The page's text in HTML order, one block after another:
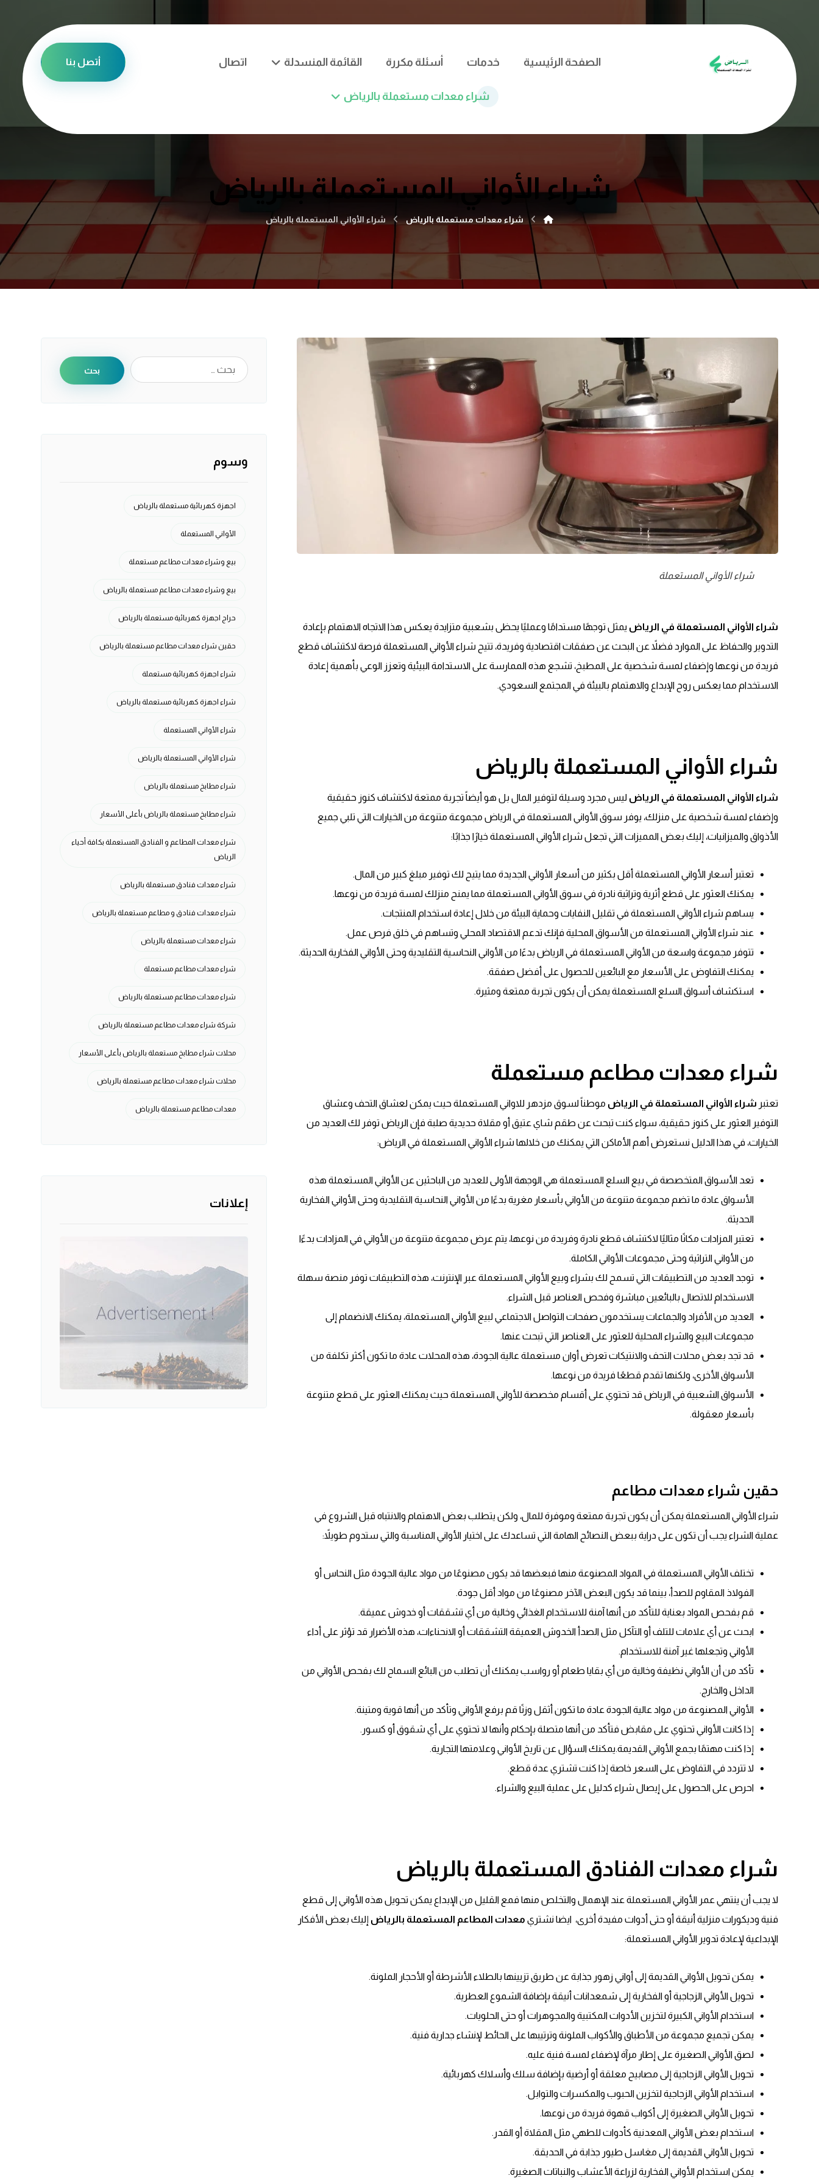
الصفحة الرئيسية خدمات أسئلة مكررة القائمة المنسدلة اتصال
شراء معدات مستعملة بالرياض
أتصل بنا
شراء الأواني المستعملة بالرياض
شراء معدات مستعملة بالرياض شراء الأواني المستعملة بالرياض
شراء الأواني المستعملة
شراء الأواني المستعملة في الرياض يمثل توجهًا مستدامًا وعمليًا يحظى بشعبية متزايدة يعكس هذا الاتجاه الاهتمام بإعادة
التدوير والحفاظ على الموارد فضلاً عن البحث عن صفقات اقتصادية وفريدة، تتيح شراء الأواني المستعملة فرصة لاكتشاف قطع
فريدة من نوعها وإضفاء لمسة شخصية على المطبخ، تشجع هذه الممارسة على الاستدامة البيئية وتعزز الوعي بأهمية إعادة
الاستخدام مما يعكس روح الإبداع والاهتمام بالبيئة في المجتمع السعودي.
شراء الأواني المستعملة بالرياض
شراء الأواني المستعملة في الرياض ليس مجرد وسيلة لتوفير المال بل هو أيضاً تجربة ممتعة لاكتشاف كنوز حقيقية
وإضفاء لمسة شخصية على منزلك، يوفر سوق الأواني المستعملة في الرياض مجموعة متنوعة من الخيارات التي تلبي جميع
الأذواق والميزانيات، إليك بعض المميزات التي تجعل شراء الأواني المستعملة خيارًا جذابًا:
تعتبر أسعار الأواني المستعملة أقل بكثير من أسعار الأواني الجديدة مما يتيح لك توفير مبلغ كبير من المال.
يمكنك العثور على قطع أثرية وتراثية نادرة في سوق الأواني المستعملة مما يمنح منزلك لمسة فريدة من نوعها.
يساهم شراء الأواني المستعملة في تقليل النفايات وحماية البيئة من خلال إعادة استخدام المنتجات.
عند شراء الأواني المستعملة من الأسواق المحلية فإنك تدعم الاقتصاد المحلي وتساهم في خلق فرص عمل.
تتوفر مجموعة واسعة من الأواني المستعملة في الرياض بدءًا من الأواني النحاسية التقليدية وحتى الأواني الفخارية الحديثة.
يمكنك التفاوض على الأسعار مع البائعين للحصول على أفضل صفقة.
استكشاف أسواق السلع المستعملة يمكن أن يكون تجربة ممتعة ومثيرة.
شراء معدات مطاعم مستعملة
تعتبر شراء الأواني المستعملة في الرياض موطناً لسوق مزدهر للاواني المستعملة حيث يمكن لعشاق التحف وعشاق
التوفير العثور على كنوز حقيقية، سواء كنت تبحث عن طقم شاي عتيق أو مقلاة حديدية صلبة فإن الرياض توفر لك العديد من
الخيارات، في هذا الدليل نستعرض أهم الأماكن التي يمكنك من خلالها شراء الأواني المستعملة في الرياض:
تعد الأسواق المتخصصة في بيع السلع المستعملة هي الوجهة الأولى للعديد من الباحثين عن الأواني المستعملة هذه
الأسواق عادة ما تضم مجموعة متنوعة من الأواني بأسعار مغرية بدءًا من الأواني النحاسية التقليدية وحتى الأواني الفخارية
الحديثة.
تعتبر المزادات مكانًا مثاليًا لاكتشاف قطع نادرة وفريدة من نوعها، يتم عرض مجموعة متنوعة من الأواني في المزادات بدءًا
من الأواني التراثية وحتى مجموعات الأواني الكاملة.
توجد العديد من التطبيقات التي تسمح لك بشراء وبيع الأواني المستعملة عبر الإنترنت، هذه التطبيقات توفر منصة سهلة
الاستخدام للاتصال بالبائعين مباشرة وفحص العناصر قبل الشراء.
العديد من الأفراد والجماعات يستخدمون صفحات التواصل الاجتماعي لبيع الأواني المستعملة، يمكنك الانضمام إلى
مجموعات البيع والشراء المحلية للعثور على العناصر التي تبحث عنها.
قد تجد بعض محلات التحف والانتيكات تعرض أوان مستعملة عالية الجودة، هذه المحلات عادة ما تكون أكثر تكلفة من
الأسواق الأخرى، ولكنها تقدم قطعًا فريدة من نوعها.
الأسواق الشعبية في الرياض قد تحتوي على أقسام مخصصة للأواني المستعملة حيث يمكنك العثور على قطع متنوعة
بأسعار معقولة.
حقين شراء معدات مطاعم
شراء الأواني المستعملة يمكن أن يكون تجربة ممتعة وموفرة للمال، ولكن يتطلب بعض الاهتمام والانتباه قبل الشروع في
عملية الشراء يجب أن تكون على دراية ببعض النصائح الهامة التي تساعدك على اختيار الأواني المناسبة والتي ستدوم طويلاً:
تختلف الأواني المستعملة في المواد المصنوعة منها فبعضها قد يكون مصنوعًا من مواد عالية الجودة مثل النحاس أو
الفولاذ المقاوم للصدأ، بينما قد يكون البعض الآخر مصنوعًا من مواد أقل جودة.
قم بفحص المواد بعناية للتأكد من أنها آمنة للاستخدام الغذائي وخالية من أي تشققات أو خدوش عميقة.
ابحث عن أي علامات للتلف أو التآكل مثل الصدأ الخدوش العميقة التشققات أو الانحناءات، هذه الأضرار قد تؤثر على أداء
الأواني وتجعلها غير آمنة للاستخدام.
تأكد من أن الأواني نظيفة وخالية من أي بقايا طعام أو رواسب يمكنك أن تطلب من البائع السماح لك بفحص الأواني من
الداخل والخارج.
الأواني المصنوعة من مواد عالية الجودة عادة ما تكون أثقل وزنًا قم برفع الأواني وتأكد من أنها قوية ومتينة.
إذا كانت الأواني تحتوي على مقابض فتأكد من أنها متصلة بإحكام وأنها لا تحتوي على أي شقوق أو كسور.
إذا كنت مهتمًا بجمع الأواني القديمة.يمكنك السؤال عن تاريخ الأواني وعلامتها التجارية.
لا تتردد في التفاوض على السعر خاصة إذا كنت تشتري عدة قطع.
احرص على الحصول على إيصال شراء كدليل على عملية البيع والشراء.
شراء معدات الفنادق المستعملة بالرياض
لا يجب أن ينتهي عمر الأواني المستعملة عند الإهمال والتخلص منها فمع القليل من الإبداع يمكن تحويل هذه الأواني إلى قطع
فنية وديكورات منزلية أنيقة أو حتى أدوات مفيدة أخرى، ايضا نشتري معدات المطاعم المستعملة بالرياض إليك بعض الأفكار
الإبداعية لإعادة تدوير الأواني المستعملة:
يمكن تحويل الأواني القديمة إلى أواني زهور جذابة عن طريق تزيينها بالطلاء الأشرطة أو الأحجار الملونة.
تحويل الأواني الزجاجية أو الفخارية إلى شمعدانات أنيقة بإضافة الشموع العطرية.
استخدام الأواني الكبيرة لتخزين الأدوات المكتبية والمجوهرات أو حتى الحلويات.
يمكن تجميع مجموعة من الأطباق والأكواب الملونة وترتيبها على الحائط لإنشاء جدارية فنية.
لصق الأواني الصغيرة على إطار مرآة لإضفاء لمسة فنية عليه.
تحويل الأواني الزجاجية إلى مصابيح معلقة أو أرضية بإضافة سلك وأسلاك كهربائية.
استخدام الأواني الزجاجية لتخزين الحبوب والمكسرات والتوابل.
تحويل الأواني الصغيرة إلى أكواب قهوة فريدة من نوعها.
استخدام بعض الأواني المعدنية كأدوات للطهي مثل المقلاة أو القدر.
تحويل الأواني القديمة إلى مغاسل طيور جذابة في الحديقة.
يمكن استخدام الأواني الفخارية لزراعة الأعشاب والنباتات الصغيرة.
بحث
وسوم
اجهزة كهربائية مستعملة بالرياض
الأواني المستعملة
بيع وشراء معدات مطاعم مستعملة
بيع وشراء معدات مطاعم مستعملة بالرياض
حراج اجهزة كهربائية مستعملة بالرياض
حقين شراء معدات مطاعم مستعملة بالرياض
شراء اجهزة كهربائية مستعملة
شراء اجهزة كهربائية مستعملة بالرياض
شراء الأواني المستعملة
شراء الأواني المستعملة بالرياض
شراء مطابخ مستعملة بالرياض
شراء مطابخ مستعملة بالرياض بأعلى الأسعار
شراء معدات المطاعم و الفنادق المستعملة بكافة أحياء
الرياض
شراء معدات فنادق مستعملة بالرياض
شراء معدات فنادق و مطاعم مستعملة بالرياض
شراء معدات مستعملة بالرياض
شراء معدات مطاعم مستعملة
شراء معدات مطاعم مستعملة بالرياض
شركة شراء معدات مطاعم مستعملة بالرياض
محلات شراء مطابخ مستعملة بالرياض بأعلى الأسعار
محلات شراء معدات مطاعم مستعملة بالرياض
معدات مطاعم مستعملة بالرياض
إعلانات